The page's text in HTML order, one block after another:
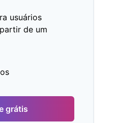
usuários
de um
grátis